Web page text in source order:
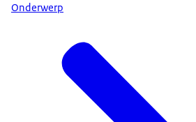
Onderwerp